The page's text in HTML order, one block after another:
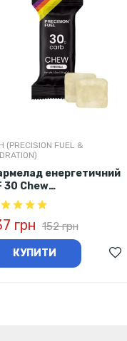
програми
(PRECISION FUEL &
енергетичний
30 Chew
смак) 34 г
придатності до
08/26
грн 152 грн
КУПИТИ